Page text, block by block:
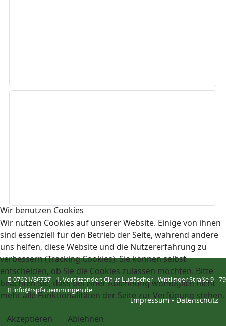
07621/86737 - 1. Vorsitzender: Claus Ludäscher - Wittlinger Straße 9 -
info@rspf-ruemmingen.de
Impressum-Datenschutz
Wir benutzen Cookies
Wir nutzen Cookies auf unserer Website. Einige von ihnen
sind essenziell für den Betrieb der Seite, während andere
uns helfen, diese Website und die Nutzererfahrung zu
verbessern (Tracking Cookies). Sie können selbst
entscheiden, ob Sie die Cookies zulassen möchten. Bitte
beachten Sie, dass bei einer Ablehnung womöglich nicht
mehr alle Funktionalitäten der Seite zur Verfügung stehen.
Akzeptieren Ablehnen